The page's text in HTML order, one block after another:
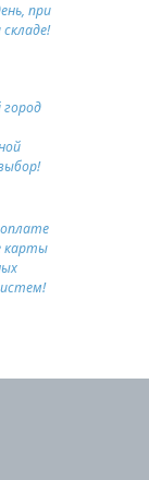
при
карты